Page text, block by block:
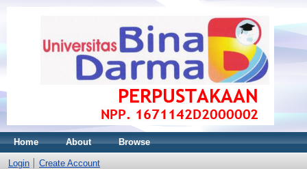
Home About Browse
Login Create Account